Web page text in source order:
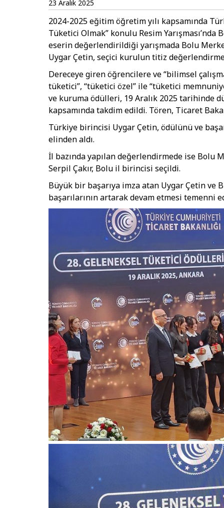
23 Aralık 2025
2024-2025 eğitim öğretim yılı kapsamında
Tüketici Olmak” konulu Resim Yarışması’nda
eserin değerlendirildiği yarışmada Bolu
Uygar Çetin, seçici kurulun titiz
Dereceye giren öğrencilere ve “bilimsel
tüketici”, “tüketici özel” ile “tüketici
ve kuruma ödülleri, 19 Aralık 2025 tarihinde
kapsamında takdim edildi. Tören, Ticaret
Türkiye birincisi Uygar Çetin, ödülünü ve
elinden aldı.
İl bazında yapılan değerlendirmede ise
Serpil Çakır, Bolu il birincisi seçildi.
Büyük bir başarıya imza atan Uygar Çetin
başarılarının artarak devam etmesi temenni